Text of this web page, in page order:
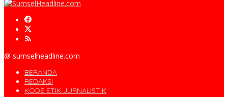
@ sumselheadline.com
BERANDA
REDAKSI
KODE ETIK JURNALISTIK